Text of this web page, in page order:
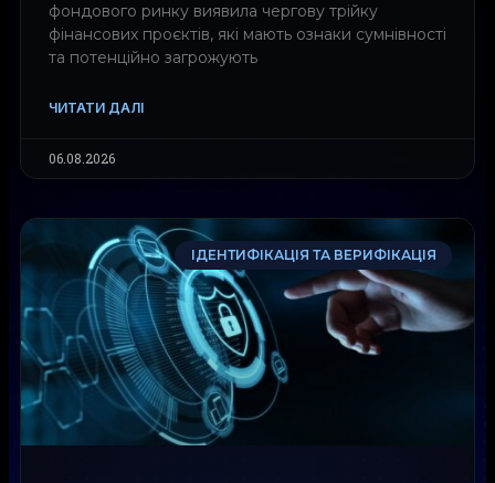
фондового ринку виявила чергову трійку
фінансових проєктів, які мають ознаки сумнівності
та потенційно загрожують
ЧИТАТИ ДАЛІ
06.08.2026
ІДЕНТИФІКАЦІЯ ТА ВЕРИФІКАЦІЯ